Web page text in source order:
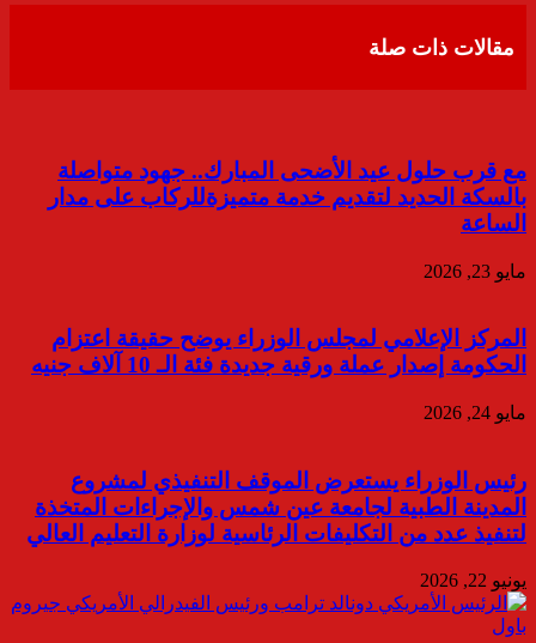
مقالات ذات صلة
مع قرب حلول عيد الأضحى المبارك.. جهود متواصلة
بالسكة الحديد لتقديم خدمة متميزةللركاب على مدار
الساعة
مايو 23, 2026
المركز الإعلامي لمجلس الوزراء يوضح حقيقة اعتزام
الحكومة إصدار عملة ورقية جديدة فئة الـ 10 آلاف جنيه
مايو 24, 2026
رئيس الوزراء يستعرض الموقف التنفيذي لمشروع
المدينة الطبية لجامعة عين شمس والإجراءات المتخذة
لتنفيذ عدد من التكليفات الرئاسية لوزارة التعليم العالي
يونيو 22, 2026